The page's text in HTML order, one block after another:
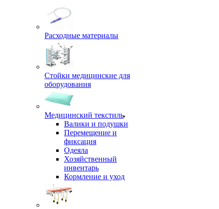
Расходные материалы
Стойки медицинские для
оборудования
Медицинский текстиль
Валики и подушки
Перемещение и
фиксация
Одеяла
Хозяйственный
инвентарь
Кормление и уход